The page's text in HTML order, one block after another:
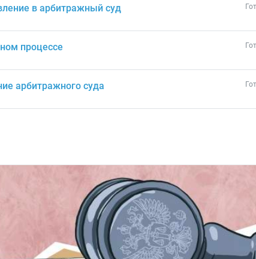
в арбитражный суд
процессе
арбитражного суда